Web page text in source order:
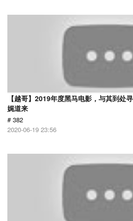
【越哥】2019年度黑马电影，与其到处
娓道来
# 382
2020-06-19 23:56